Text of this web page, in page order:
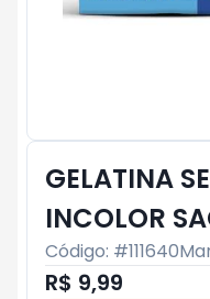
GELATINA
INCOLOR
Código: #111640
R$ 9,99